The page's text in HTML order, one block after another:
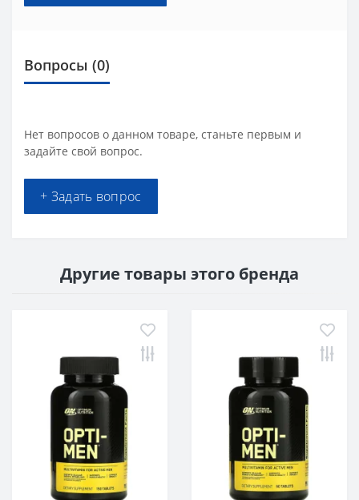
Вопросы (0)
Нет вопросов о данном товаре, станьте первым и
задайте свой вопрос.
+ Задать вопрос
Другие товары этого бренда